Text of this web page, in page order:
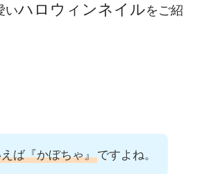
いハロウィンネイルをご紹
ば『かぼちゃ』ですよね。